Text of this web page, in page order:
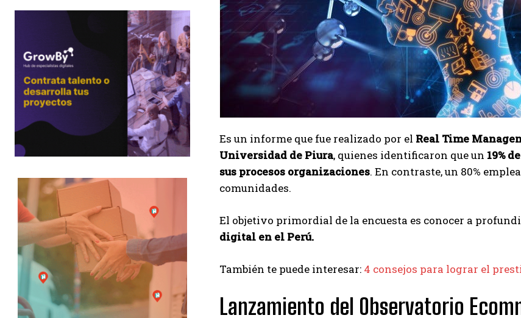
Es un informe que fue realizado por el Real Time
Universidad de Piura, quienes identificaron que un 19%
sus procesos organizaciones. En contraste, un 80%
comunidades.
El objetivo primordial de la encuesta es conocer a
digital en el Perú.
También te puede interesar: 4 consejos para lograr el
Lanzamiento del Observatorio